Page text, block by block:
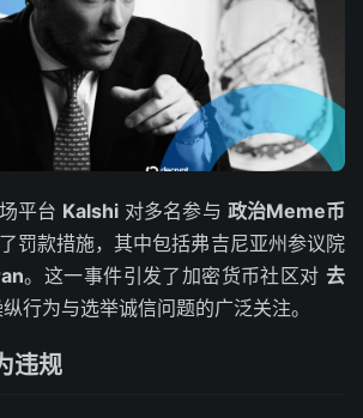
平台 Kalshi 对多名参与 政治Meme币
罚款措施，其中包括弗吉尼亚州参议院
。这一事件引发了加密货币社区对去
行为与选举诚信问题的广泛关注。
违规